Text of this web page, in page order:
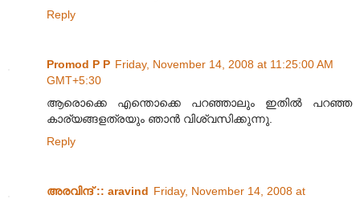
Reply
Promod P P Friday, November 14, 2008 at 11:25:00 AM
GMT+5:30
ആരൊക്കെ എന്തൊക്കെ പറഞ്ഞാലും ഇതിൽ പറഞ്ഞ
കാര്യങ്ങളത്രയും ഞാൻ വിശ്വസിക്കുന്നു.
Reply
അരവിന്ദ് :: aravind Friday, November 14, 2008 at